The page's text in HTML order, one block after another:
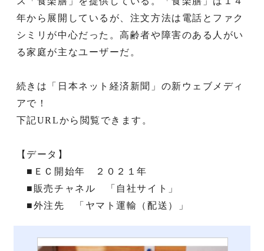
年から展開しているが、注文方法は電話とファク
シミリが中心だった。高齢者や障害のある人がい
る家庭が主なユーザーだ。
続きは「日本ネット経済新聞」の新ウェブメディ
アで！
下記URLから閲覧できます。
【データ】
■ＥＣ開始年 ２０２１年
■販売チャネル 「自社サイト」
■外注先 「ヤマト運輸（配送）」